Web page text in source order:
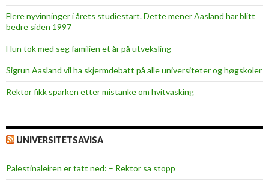
Flere nyvinninger i årets studiestart. Dette mener Aasland har blitt
bedre siden 1997
Hun tok med seg familien et år på utveksling
Sigrun Aasland vil ha skjerm­debatt på alle universiteter og høgskoler
Rektor fikk sparken etter mistanke om hvitvasking
UNIVERSITETSAVISA
Palestinaleiren er tatt ned: – Rektor sa stopp